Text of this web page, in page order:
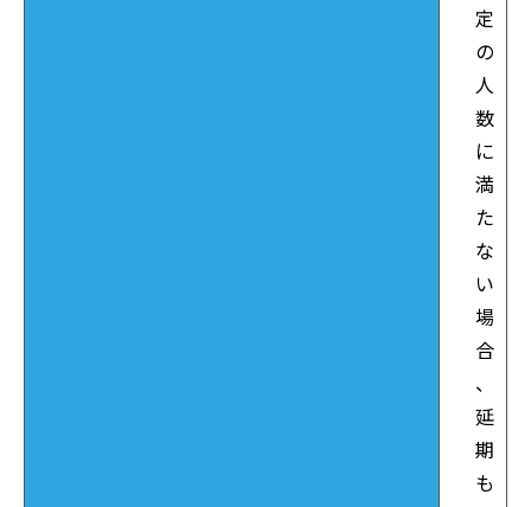
定
の
人
数
に
満
た
な
い
場
合
、
延
期
も